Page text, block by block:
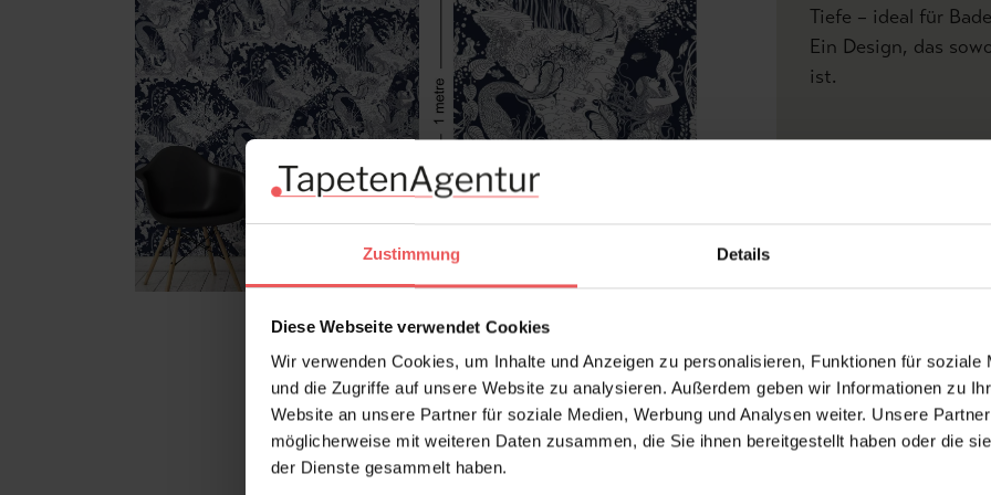
Zustimmung Details
Diese Webseite verwendet Cookies
Wir verwenden Cookies, um Inhalte und Anzeigen zu personalisieren, Funktionen für soziale
und die Zugriffe auf unsere Website zu analysieren. Außerdem geben wir Informationen zu
Website an unsere Partner für soziale Medien, Werbung und Analysen weiter. Unsere
möglicherweise mit weiteren Daten zusammen, die Sie ihnen bereitgestellt haben oder die
der Dienste gesammelt haben.
Tiefe – ideal für
Ein Design, das
ist.
Rapport:
Bemerkenswert:
Design:
Druckart: